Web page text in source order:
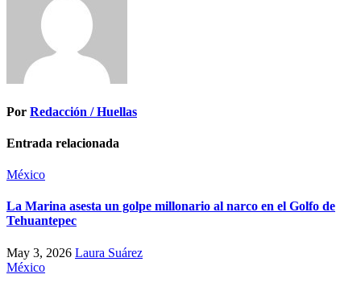
Por Redacción / Huellas
Entrada relacionada
México
La Marina asesta un golpe millonario al narco en el Golfo de
Tehuantepec
May 3, 2026 Laura Suárez
México